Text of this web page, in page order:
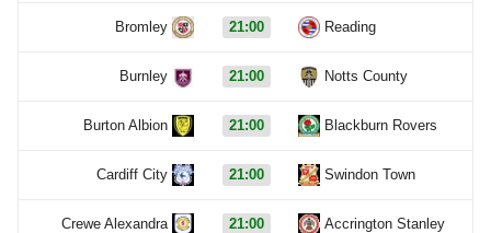
Bromley 21:00 Reading
Burnley 21:00 Notts County
Burton Albion 21:00 Blackburn Rovers
Cardiff City 21:00 Swindon Town
Crewe Alexandra 21:00 Accrington Stanley